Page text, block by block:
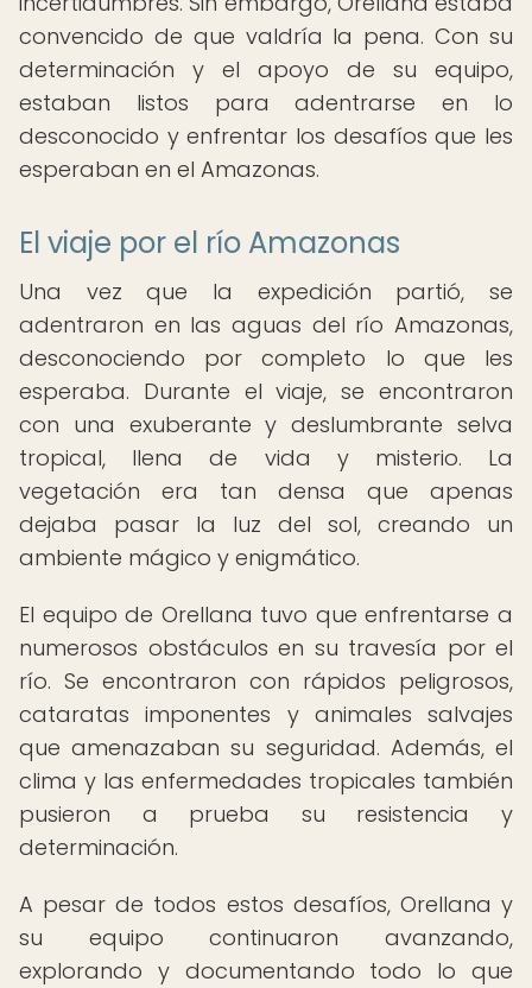
convencido de que valdría la pena. Con su
determinación y el apoyo de su equipo,
estaban listos para adentrarse en lo
desconocido y enfrentar los desafíos que les
esperaban en el Amazonas.
El viaje por el río Amazonas
Una vez que la expedición partió, se
adentraron en las aguas del río Amazonas,
desconociendo por completo lo que les
esperaba. Durante el viaje, se encontraron
con una exuberante y deslumbrante selva
tropical, llena de vida y misterio. La
vegetación era tan densa que apenas
dejaba pasar la luz del sol, creando un
ambiente mágico y enigmático.
El equipo de Orellana tuvo que enfrentarse a
numerosos obstáculos en su travesía por el
río. Se encontraron con rápidos peligrosos,
cataratas imponentes y animales salvajes
que amenazaban su seguridad. Además, el
clima y las enfermedades tropicales también
pusieron a prueba su resistencia y
determinación.
A pesar de todos estos desafíos, Orellana y
su equipo continuaron avanzando,
explorando y documentando todo lo que